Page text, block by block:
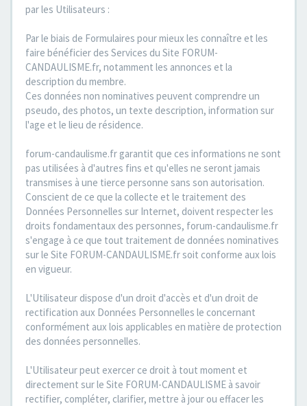
par les Utilisateurs :
Par le biais de Formulaires pour mieux les connaître et les
faire bénéficier des Services du Site FORUM-
CANDAULISME.fr, notamment les annonces et la
description du membre.
Ces données non nominatives peuvent comprendre un
pseudo, des photos, un texte description, information sur
l'age et le lieu de résidence.
forum-candaulisme.fr garantit que ces informations ne sont
pas utilisées à d'autres fins et qu'elles ne seront jamais
transmises à une tierce personne sans son autorisation.
Conscient de ce que la collecte et le traitement des
Données Personnelles sur Internet, doivent respecter les
droits fondamentaux des personnes, forum-candaulisme.fr
s'engage à ce que tout traitement de données nominatives
sur le Site FORUM-CANDAULISME.fr soit conforme aux lois
en vigueur.
L'Utilisateur dispose d'un droit d'accès et d'un droit de
rectification aux Données Personnelles le concernant
conformément aux lois applicables en matière de protection
des données personnelles.
L'Utilisateur peut exercer ce droit à tout moment et
directement sur le Site FORUM-CANDAULISME à savoir
rectifier, compléter, clarifier, mettre à jour ou effacer les